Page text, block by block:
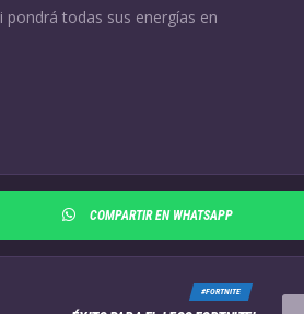
todas sus energías en
COMPARTIR EN WHATSAPP
#FORTNITE